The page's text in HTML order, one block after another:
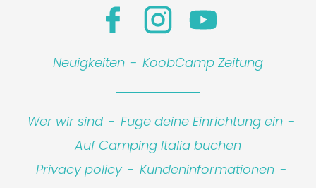
Leaflet |©
Neuigkeiten - KoobCamp Zeitung
Wer wir sind - Füge deine Einrichtung ein -
Auf Camping Italia buchen
Privacy policy - Kundeninformationen -